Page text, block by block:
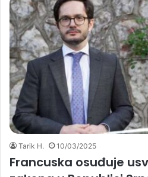
Tarik H. 10/03/2025
Francuska osuđuje